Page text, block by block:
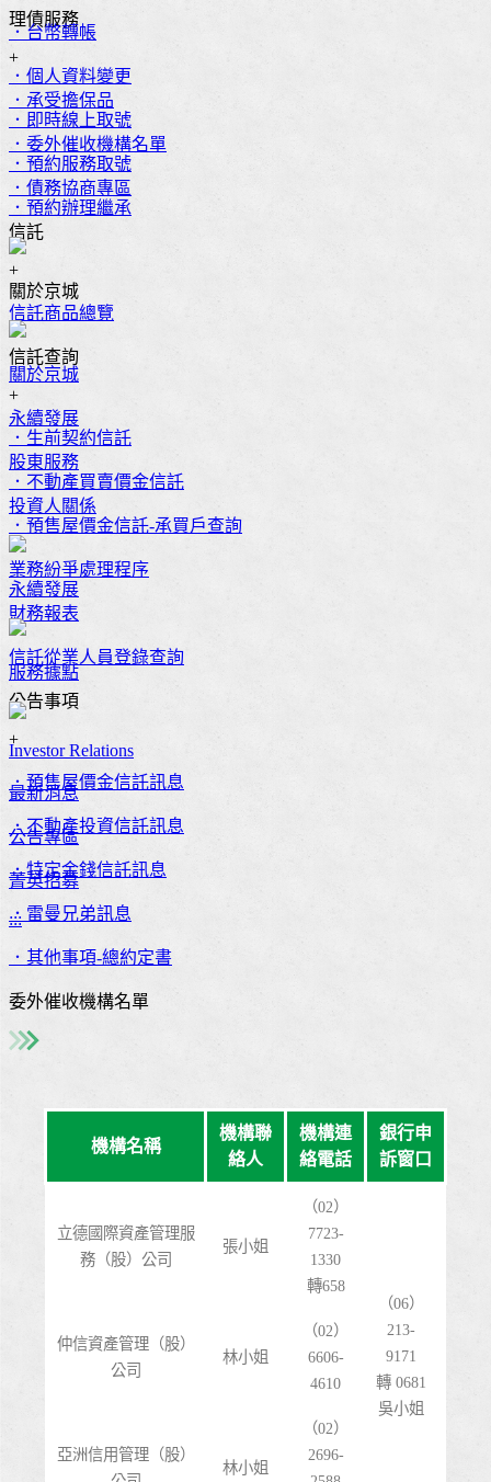
．台幣轉帳
．個人資料變更
．即時線上取號
．預約服務取號
．預約辦理繼承
關於京城
關於京城
永續發展
股東服務
投資人關係
永續發展
服務據點
Investor Relations
最新消息
公告專區
菁英招募
:::
理債服務
+
．承受擔保品
．委外催收機構名單
．債務協商專區
信託
+
信託商品總覽
信託查詢
+
．生前契約信託
．不動產買賣價金信託
．預售屋價金信託-承買戶查詢
業務紛爭處理程序
財務報表
信託從業人員登錄查詢
公告事項
+
．預售屋價金信託訊息
．不動產投資信託訊息
．特定金錢信託訊息
．雷曼兄弟訊息
．其他事項-總約定書
委外催收機構名單
機構名稱
機構聯
絡人
機構連
絡電話
銀行申
訴窗口
立德國際資產管理服
務（股）公司
張小姐
（02）
7723-
1330
轉658
（06）
213-
9171
轉 0681
吳小姐
仲信資產管理（股）
公司
林小姐
（02）
6606-
4610
亞洲信用管理（股）
林小姐
（02）
2696-